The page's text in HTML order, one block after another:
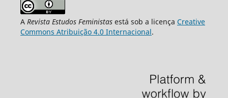
A Revista Estudos Feministasestá sob a licença Creative
Commons Atribuição 4.0 Internacional.